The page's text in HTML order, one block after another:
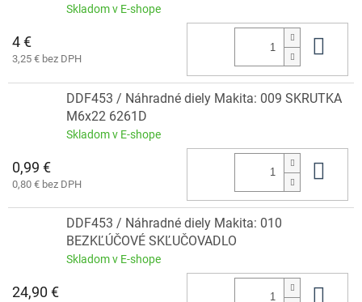
Skladom v E-shope
4 €
3,25 € bez DPH
DDF453 / Náhradné diely Makita: 009 SKRUTKA
M6x22 6261D
Skladom v E-shope
0,99 €
0,80 € bez DPH
DDF453 / Náhradné diely Makita: 010
BEZKĽÚČOVÉ SKĽUČOVADLO
Skladom v E-shope
24,90 €